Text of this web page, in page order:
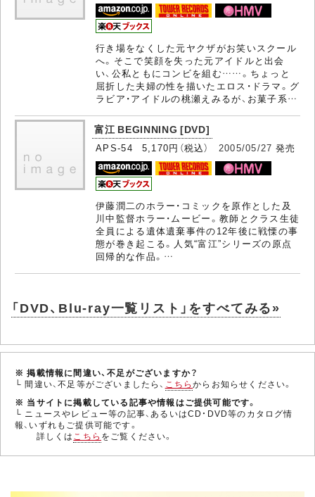
行き場をなくした元ヤクザがお笑いスクール
へ。そこで笑顔を失った元アイドルと出会
い、公私ともにコンビを組む……。ちょっと
屈折した夫婦の性を描いたエロス・ドラマ。グ
ラビア・アイドルの桃瀬えみるが、お菓子系…
富江 BEGINNING [DVD]
APS-54 5,170円（税込） 2005/05/27 発売
伊藤潤二のホラー・コミックを原作とした及
川中監督ホラー・ムービー。教師とクラス生徒
全員による遺体遺棄事件の12年後に戦慄の事
態が巻き起こる。人気“富江”シリーズの原点
回帰的な作品。…
「DVD、Blu-ray一覧リスト」をすべてみる»
※ 掲載情報に間違い、不足がございますか？
└ 間違い、不足等がございましたら、 こちらからお知らせください。
※ 当サイトに掲載している記事や情報はご提供可能です。
└ ニュースやレビュー等の記事、あるいはCD・DVD等のカタログ情
報、いずれもご提供可能です。
詳しくはこちら をご覧ください。